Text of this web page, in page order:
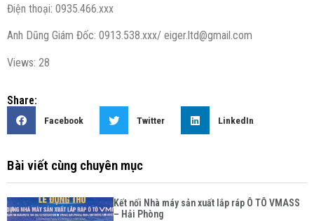
Điện thoại: 0935.466.xxx
Anh Dũng Giám Đốc: 0913.538.xxx/ eiger.ltd@gmail.com
Views: 28
Share:
Facebook Twitter LinkedIn
Bài viết cùng chuyên mục
Kết nối Nhà máy sản xuất lắp ráp Ô TÔ VMASS
– Hải Phòng